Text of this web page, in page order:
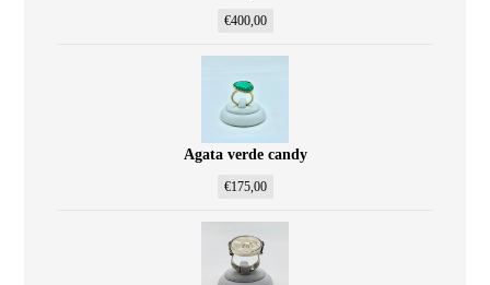
€400,00
Agata verde candy
€175,00